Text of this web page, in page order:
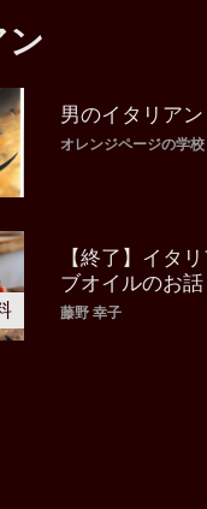
男のイタリアン
オレンジページの学校
【終了】イタ
ブオイルのお話
藤野 幸子